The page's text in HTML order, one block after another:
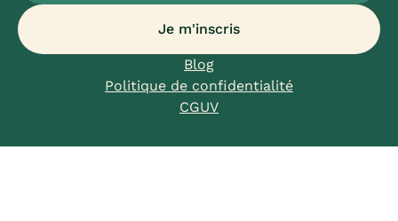
Blog
Politique de confidentialité
CGUV